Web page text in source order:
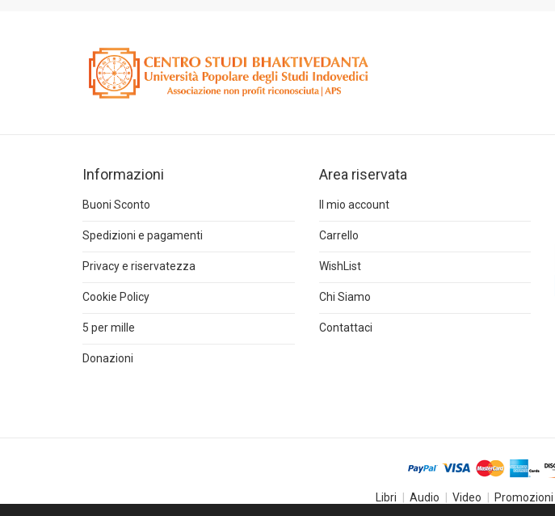
Informazioni
Buoni Sconto
Spedizioni e pagamenti
Privacy e riservatezza
Cookie Policy
5 per mille
Donazioni
Area riservata
Il mio account
Carrello
WishList
Chi Siamo
Contattaci
Libri Audio Video Promozioni